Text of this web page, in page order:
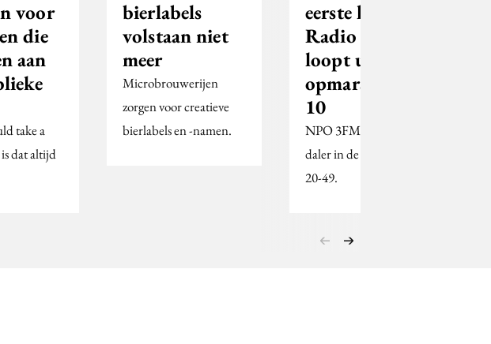
voor
die
aan
take a
dat altijd
bierlabels
volstaan niet
meer
Microbrouwerijen
zorgen voor creatieve
bierlabels en -namen.
eerste halfjaar:
Radio 538
loopt uit,
opmars Radio
10
NPO 3FM is de grootste
daler in de doelgroep
20-49.